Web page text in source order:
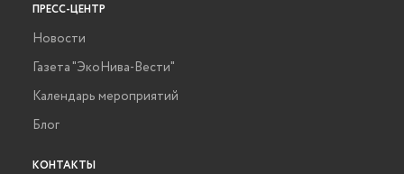
ПРЕСС-ЦЕНТР
Новости
Газета "ЭкоНива-Вести"
Календарь мероприятий
Блог
КОНТАКТЫ